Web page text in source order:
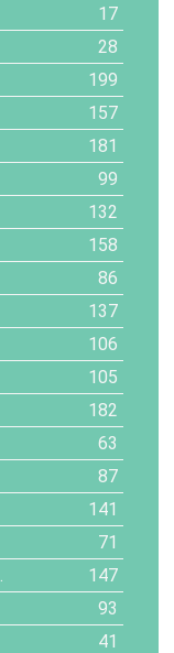
17
28
199
157
181
99
132
158
86
137
106
105
182
63
87
141
71
147
93
41